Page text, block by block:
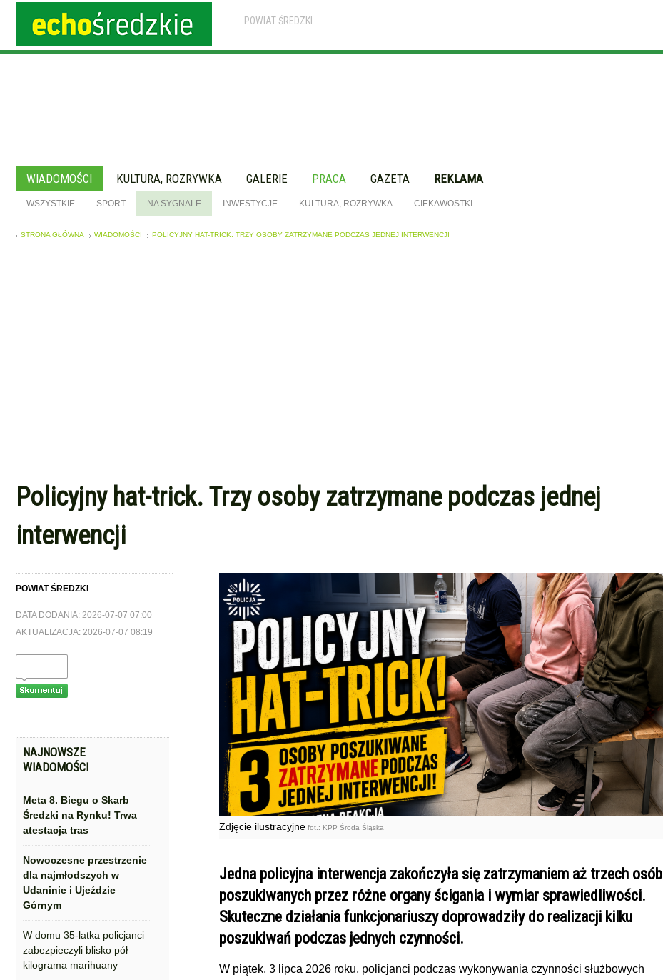
POWIAT ŚREDZKI
WIADOMOŚCI KULTURA, ROZRYWKA GALERIE PRACA GAZETA REKLAMA
WSZYSTKIE SPORT NA SYGNALE INWESTYCJE KULTURA, ROZRYWKA CIEKAWOSTKI
STRONA GŁÓWNA WIADOMOŚCI POLICYJNY HAT-TRICK. TRZY OSOBY ZATRZYMANE PODCZAS JEDNEJ INTERWENCJI
Policyjny hat-trick. Trzy osoby zatrzymane podczas jednej
interwencji
POWIAT ŚREDZKI
DATA DODANIA: 2026-07-07 07:00
AKTUALIZACJA: 2026-07-07 08:19
NAJNOWSZE
WIADOMOŚCI
Meta 8. Biegu o Skarb
Średzki na Rynku! Trwa
atestacja tras
Nowoczesne przestrzenie
dla najmłodszych w
Udaninie i Ujeździe
Górnym
W domu 35-latka policjanci
zabezpieczyli blisko pół
kilograma marihuany
Zdjęcie ilustracyjne fot.: KPP Środa Śląska
Jedna policyjna interwencja zakończyła się zatrzymaniem aż trzech osób
poszukiwanych przez różne organy ścigania i wymiar sprawiedliwości.
Skuteczne działania funkcjonariuszy doprowadziły do realizacji kilku
poszukiwań podczas jednych czynności.
W piątek, 3 lipca 2026 roku, policjanci podczas wykonywania czynności służbowych